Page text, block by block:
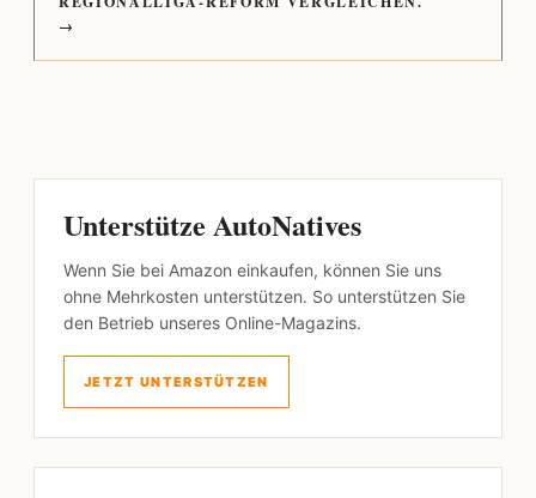
→
Unterstütze AutoNatives
Wenn Sie bei Amazon einkaufen, können Sie uns
ohne Mehrkosten unterstützen. So unterstützen Sie
den Betrieb unseres Online-Magazins.
JETZT UNTERSTÜTZEN